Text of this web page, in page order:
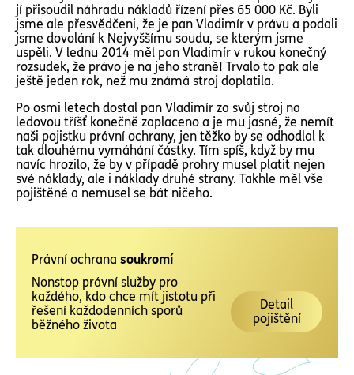
jí přisoudil náhradu nákladů řízení přes 65 000 Kč. Byli
jsme ale přesvědčeni, že je pan Vladimír v právu a podali
jsme dovolání k Nejvyššímu soudu, se kterým jsme
uspěli. V lednu 2014 měl pan Vladimír v rukou konečný
rozsudek, že právo je na jeho straně! Trvalo to pak ale
ještě jeden rok, než mu známá stroj doplatila.
Po osmi letech dostal pan Vladimír za svůj stroj na
ledovou tříšť konečně zaplaceno a je mu jasné, že nemít
naši pojistku právní ochrany, jen těžko by se odhodlal k
tak dlouhému vymáhání částky. Tím spíš, když by mu
navíc hrozilo, že by v případě prohry musel platit nejen
své náklady, ale i náklady druhé strany. Takhle měl vše
pojištěné a nemusel se bát ničeho.
Právní ochrana soukromí
Nonstop právní služby pro
každého, kdo chce mít jistotu při
řešení každodenních sporů
běžného života
Detail
pojištění